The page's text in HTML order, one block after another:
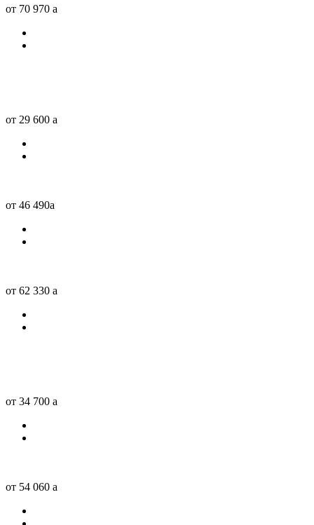
от 70 970 a
от 29 600 a
от 46 490a
от 62 330 a
от 34 700 a
от 54 060 a